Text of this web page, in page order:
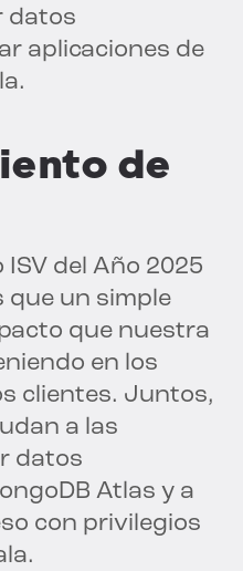
datos
aplicaciones de
de
del Año 2025
que un simple
que nuestra
en los
clientes. Juntos,
a las
datos
Atlas y a
con privilegios